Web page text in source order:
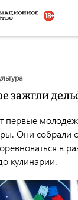
зажгли
первые
Они собрали
в
кулинарии.